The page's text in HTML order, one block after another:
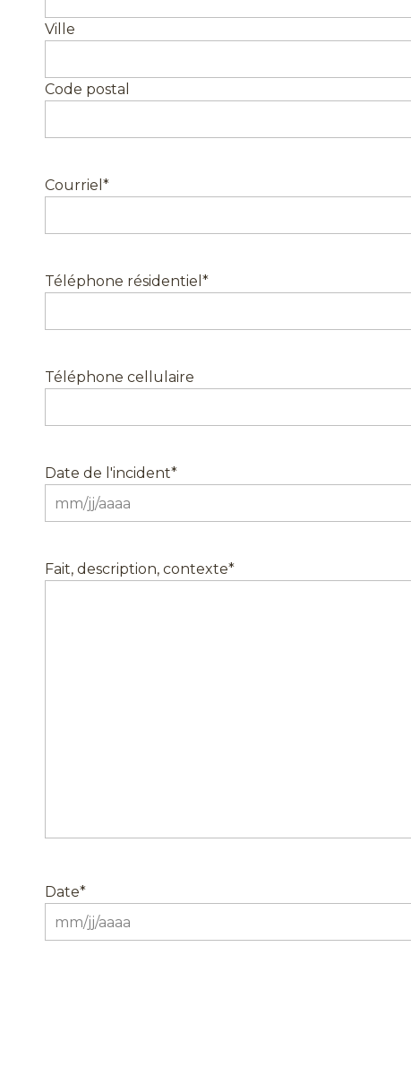
Ville
Code postal
Courriel *
Téléphone résidentiel *
Téléphone cellulaire
Date de l'incident*
MM
slash
Fait, description, contexte*
Date*
MM